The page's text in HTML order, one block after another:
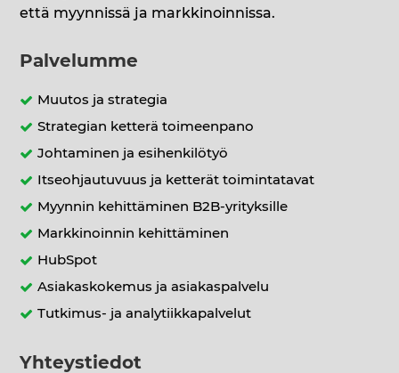
että myynnissä ja markkinoinnissa.
Palvelumme
Muutos ja strategia
Strategian ketterä toimeenpano
Johtaminen ja esihenkilötyö
Itseohjautuvuus ja ketterät toimintatavat
Myynnin kehittäminen B2B-yrityksille
Markkinoinnin kehittäminen
HubSpot
Asiakaskokemus ja asiakaspalvelu
Tutkimus- ja analytiikkapalvelut
Yhteystiedot